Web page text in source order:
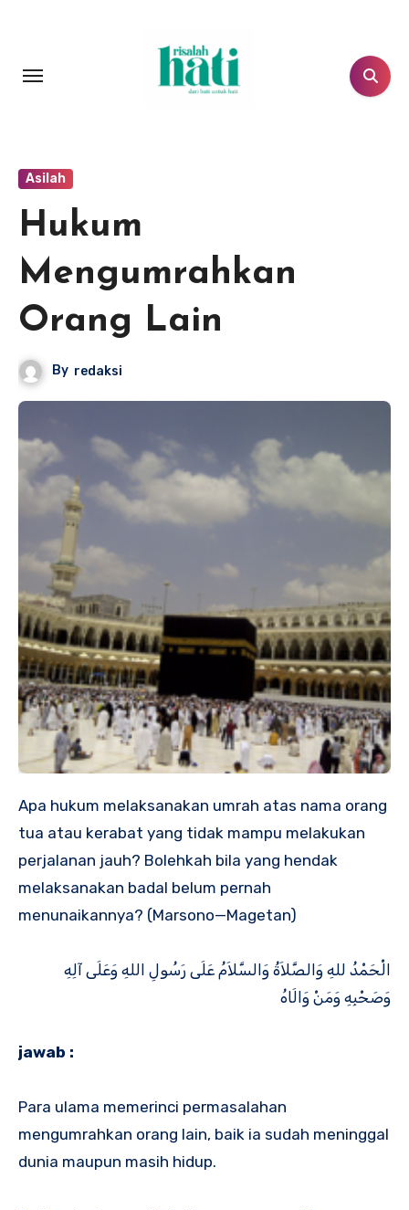
Asilah
Hukum
Mengumrahkan
Orang Lain
By redaksi
Apa hukum melaksanakan umrah atas nama orang
tua atau kerabat yang tidak mampu melakukan
perjalanan jauh? Bolehkah bila yang hendak
melaksanakan badal belum pernah
menunaikannya? (Marsono—Magetan)
الْحَمْدُ للهِ وَالصَّلاَةُ وَالسَّلاَمُ عَلَى رَسُولِ اللهِ وَعَلَى آلِهِ
وَصَحْبِهِ وَمَنْ وَالَاهُ
jawab :
Para ulama memerinci permasalahan
mengumrahkan orang lain, baik ia sudah meninggal
dunia maupun masih hidup.